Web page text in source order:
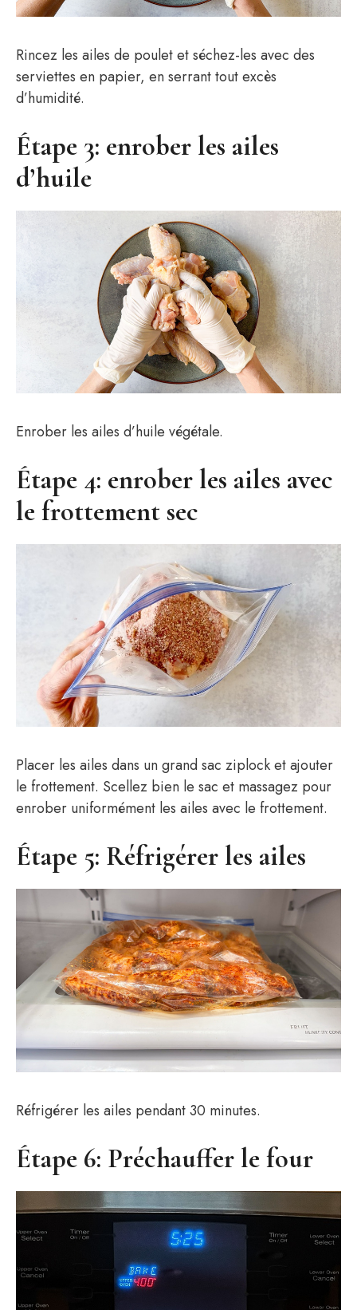
Rincez les ailes de poulet et séchez-les avec des
serviettes en papier, en serrant tout excès
d’humidité.
Étape 3: enrober les ailes
d’huile
Enrober les ailes d’huile végétale.
Étape 4: enrober les ailes avec
le frottement sec
Placer les ailes dans un grand sac ziplock et ajouter
le frottement. Scellez bien le sac et massagez pour
enrober uniformément les ailes avec le frottement.
Étape 5: Réfrigérer les ailes
Réfrigérer les ailes pendant 30 minutes.
Étape 6: Préchauffer le four